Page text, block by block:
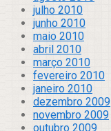
julho 2010
junho 2010
maio 2010
abril 2010
março 2010
fevereiro 2010
janeiro 2010
dezembro 2009
novembro 2009
outubro 2009